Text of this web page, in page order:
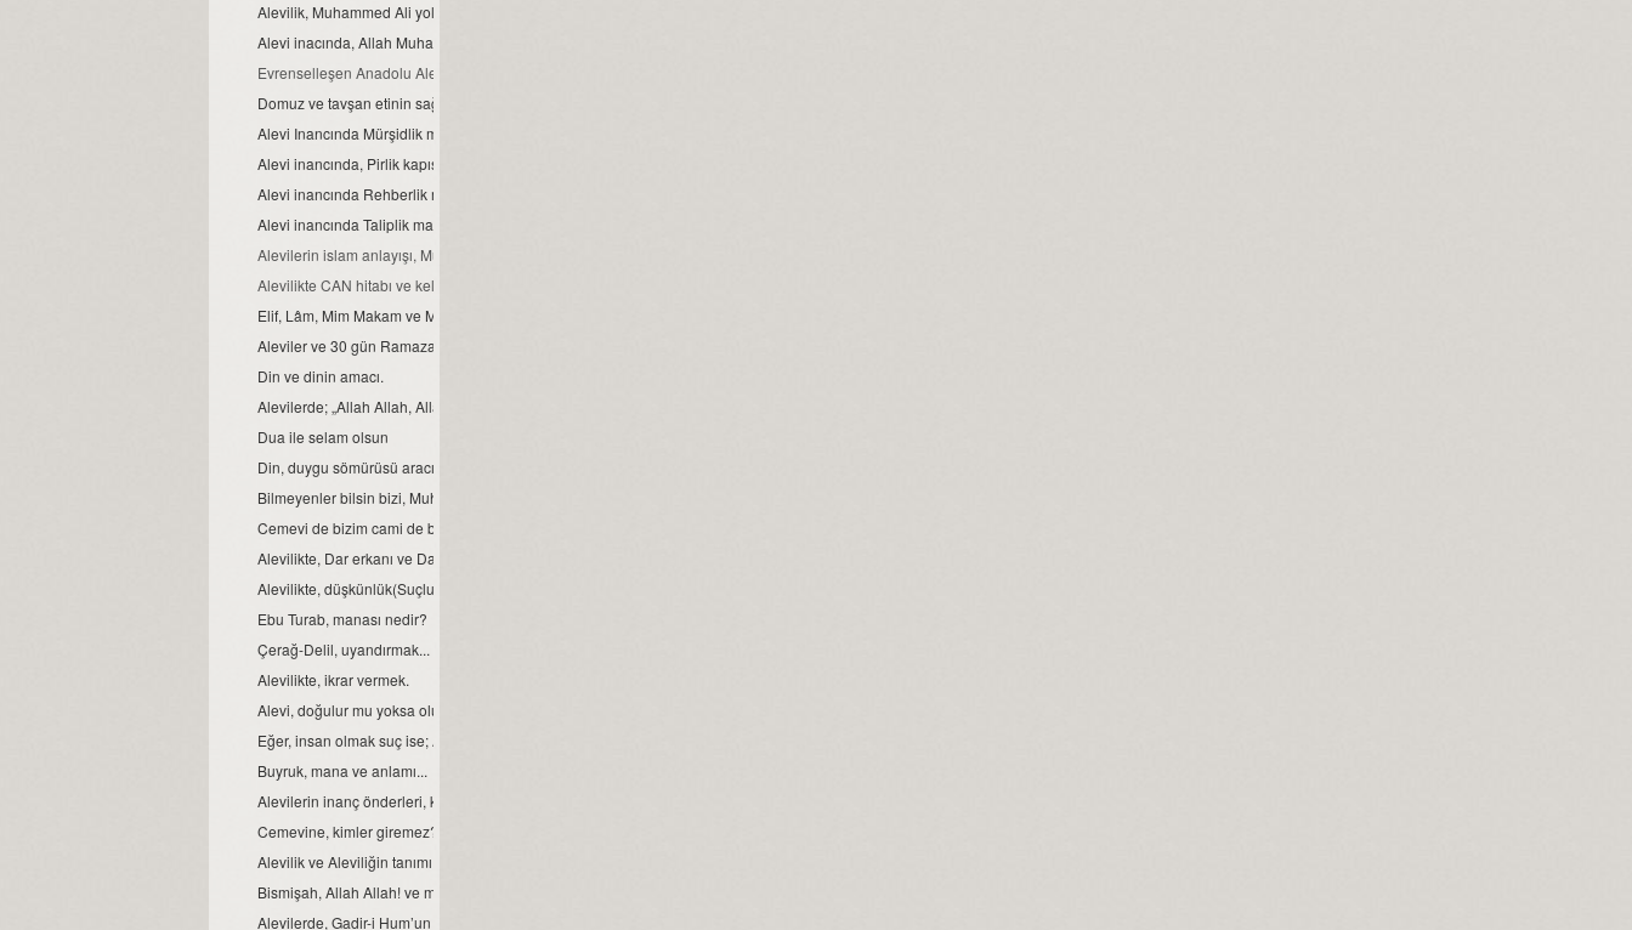
Alevilik, Muhammed Ali yoludur
Alevi inacında, Allah Muhammed ve Şahı Merdan Ali.
Evrenselleşen Anadolu Aleviliği
Domuz ve tavşan etinin sağlığa zararları
Alevi Inancında Mürşidlik makamı
Alevi inancında, Pirlik kapısı.
Alevi inancında Rehberlik makamı
Alevi inancında Taliplik makamı
Alevilerin islam anlayışı, Muhammed Ali islamıdır.
Alevilikte CAN hitabı ve kelime manası
Elif, Lâm, Mim Makam ve Manaları
Aleviler ve 30 gün Ramazan orucu.
Din ve dinin amacı.
Alevilerde; „Allah Allah, Allah eyvallah, Aşk ile, Aşk-ı niyazımla, Hu erenler ve Can“ hitap ve manaları.
Dua ile selam olsun
Din, duygu sömürüsü aracı değil ve olmamalıdır.
Bilmeyenler bilsin bizi, Muhammed Ali diyenlerdeniz biz.
Cemevi de bizim cami de bizim demek, büyük bir yanlışlıktır...
Alevilikte, Dar erkanı ve Dar duruşları…
Alevilikte, düşkünlük(Suçluluk hali).
Ebu Turab, manası nedir?
Çerağ-Delil, uyandırmak...
Alevilikte, ikrar vermek.
Alevi, doğulur mu yoksa olunur mu?
Eğer, insan olmak suç ise; Aleviler bu suçu, Kerbela'da kabullendiler
Buyruk, mana ve anlamı...
Alevilerin inanç önderleri, kimlerdir?
Cemevine, kimler giremez?
Alevilik ve Aleviliğin tanımı...
Bismişah, Allah Allah! ve manası.
Alevilerde, Gadir-i Hum’un önemi